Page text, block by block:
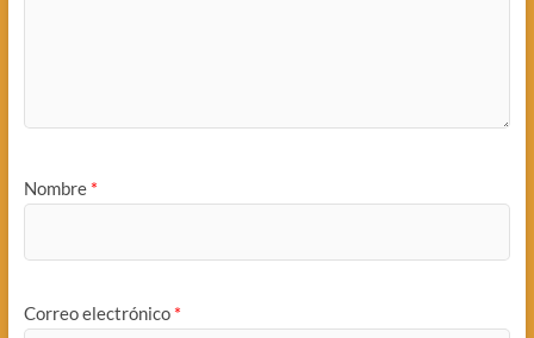
Nombre *
Correo electrónico *